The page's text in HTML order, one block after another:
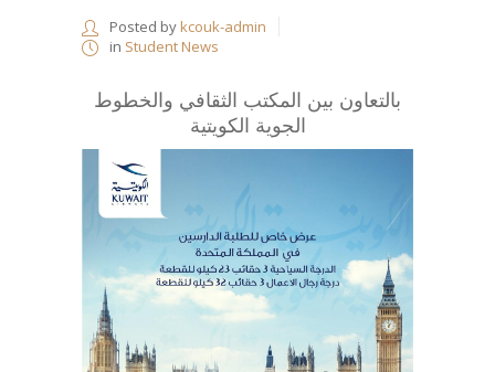
Posted bykcouk-admin
in Student News
بالتعاون بين المكتب الثقافي والخطوط
الجوية الكويتية